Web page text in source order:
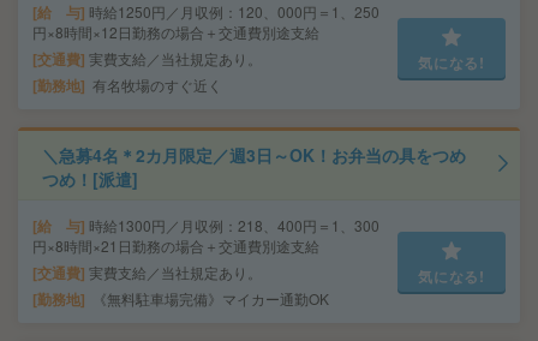
給 与 時給1250円／月収例：120、000円＝1、250
円×8時間×12日勤務の場合＋交通費別途支給
交通費 実費支給／当社規定あり。
勤務地 有名牧場のすぐ近く
気になる!
＼急募4名＊2カ月限定／週3日～OK！お弁当の具をつめ
つめ！[派遣]
給 与 時給1300円／月収例：218、400円＝1、300
円×8時間×21日勤務の場合＋交通費別途支給
交通費 実費支給／当社規定あり。
勤務地 《無料駐車場完備》マイカー通勤OK
気になる!